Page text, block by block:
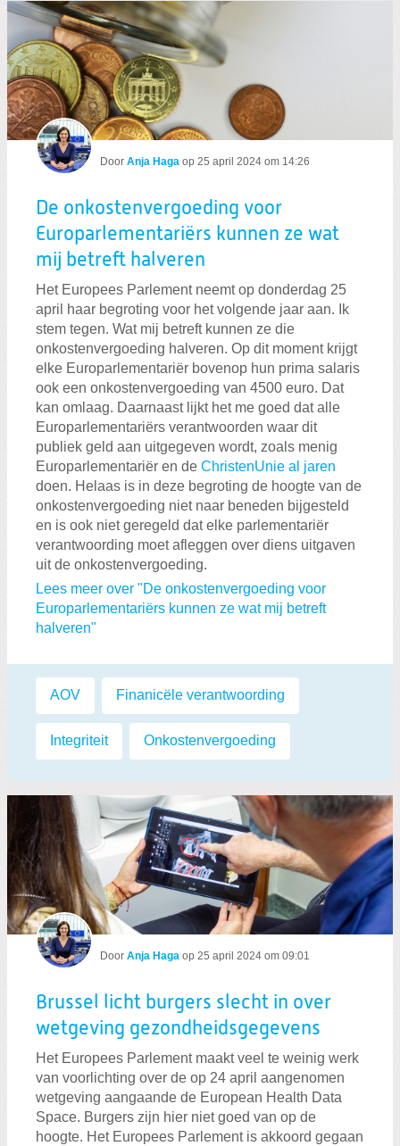
Door Anja Haga op 25 april 2024 om 14:26
De onkostenvergoeding voor
Europarlementariërs kunnen ze wat
mij betreft halveren
Het Europees Parlement neemt op donderdag 25
april haar begroting voor het volgende jaar aan. Ik
stem tegen. Wat mij betreft kunnen ze die
onkostenvergoeding halveren. Op dit moment krijgt
elke Europarlementariër bovenop hun prima salaris
ook een onkostenvergoeding van 4500 euro. Dat
kan omlaag. Daarnaast lijkt het me goed dat alle
Europarlementariërs verantwoorden waar dit
publiek geld aan uitgegeven wordt, zoals menig
Europarlementariër en de ChristenUnie al jaren
doen. Helaas is in deze begroting de hoogte van de
onkostenvergoeding niet naar beneden bijgesteld
en is ook niet geregeld dat elke parlementariër
verantwoording moet afleggen over diens uitgaven
uit de onkostenvergoeding.
Lees meer over "De onkostenvergoeding voor
Europarlementariërs kunnen ze wat mij betreft
halveren"
Labels:
AOV Finanicële verantwoording
Integriteit Onkostenvergoeding
Door Anja Haga op 25 april 2024 om 09:01
Brussel licht burgers slecht in over
wetgeving gezondheidsgegevens
Het Europees Parlement maakt veel te weinig werk
van voorlichting over de op 24 april aangenomen
wetgeving aangaande de European Health Data
Space. Burgers zijn hier niet goed van op de
hoogte. Het Europees Parlement is akkoord gegaan